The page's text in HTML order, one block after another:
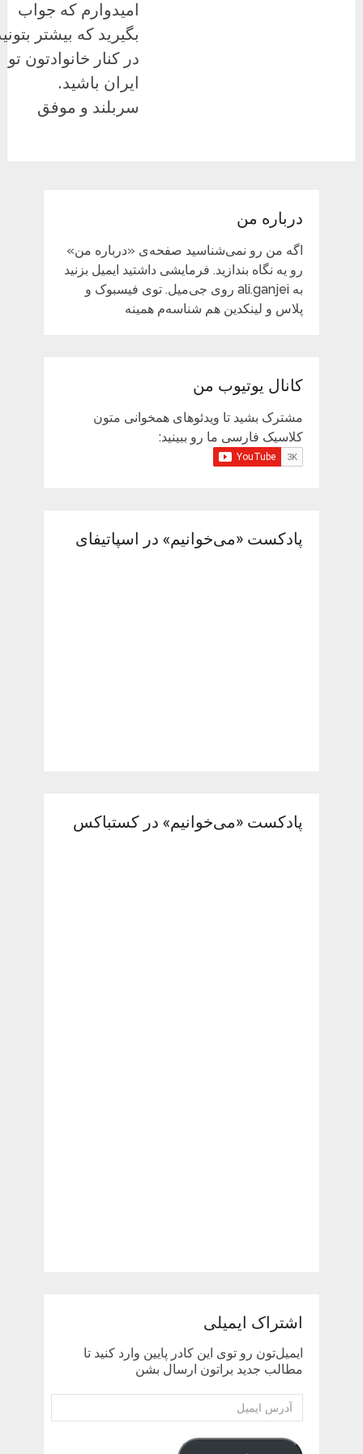
امیدوارم که جواب
بگیرید که بیشتر
در کنار خانوادتون تو
ایران باشید.
سربلند و موفق
درباره من
اگه من رو نمی‌شناسید صفحه‌ی «درباره من»
رو یه نگاه بندازید. فرمایشی داشتید ایمیل بزنید
به ali.ganjei روی جی‌میل. توی فیسبوک و
پلاس و لینکدین هم شناسه‌م همینه
کانال یوتیوب من
مشترک بشید تا ویدئوهای همخوانی متون
کلاسیک فارسی ما رو ببینید:
پادکست «می‌خوانیم» در اسپاتیفای
پادکست «می‌خوانیم» در کستباکس
اشتراک ایمیلی
ایمیل‌تون رو توی این کادر پایین وارد کنید تا
مطالب جدید براتون ارسال بشن
آدرس
ایمیل